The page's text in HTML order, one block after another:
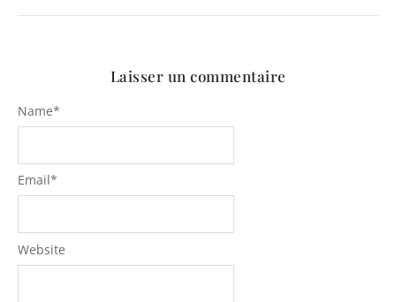
Laisser un commentaire
Name*
Email*
Website